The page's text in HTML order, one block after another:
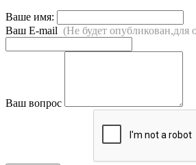
Ваше имя:
Ваш E-mail (Не будет опубликован,для
Ваш вопрос